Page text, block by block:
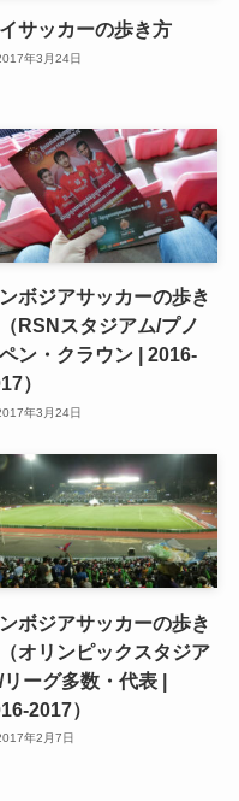
サッカーの歩き方
年3月24日
ボジアサッカーの歩き
RSNスタジアム/プノ
ン・クラウン | 2016-
）
年3月24日
ボジアサッカーの歩き
オリンピックスタジア
リーグ多数・代表 |
2017）
年2月7日